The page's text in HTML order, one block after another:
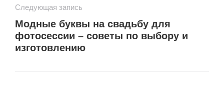
Следующая запись
Модные буквы на свадьбу для
фотосессии – советы по выбору и
изготовлению